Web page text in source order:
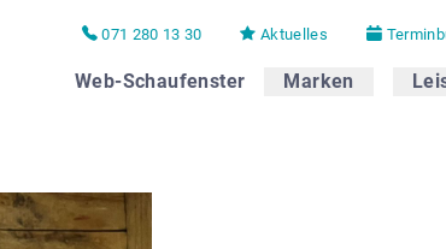
071 280 13 30 Aktuelles
Web-Schaufenster Marken